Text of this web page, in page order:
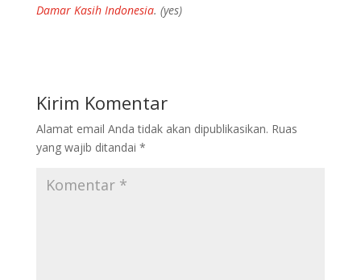
Damar Kasih Indonesia. (yes)
Kirim Komentar
Alamat email Anda tidak akan dipublikasikan. Ruas
yang wajib ditandai *